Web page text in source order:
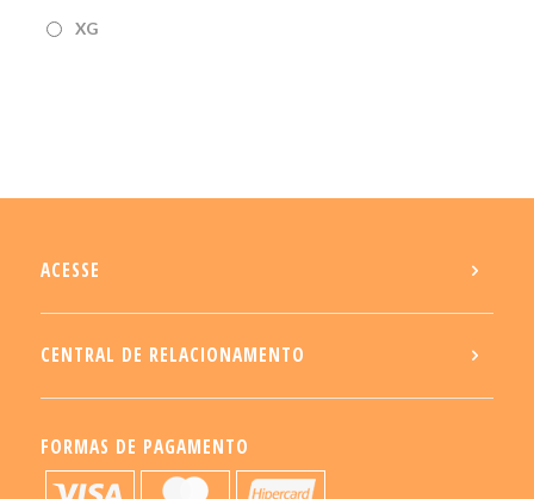
XG
ACESSE
CENTRAL DE RELACIONAMENTO
FORMAS DE PAGAMENTO